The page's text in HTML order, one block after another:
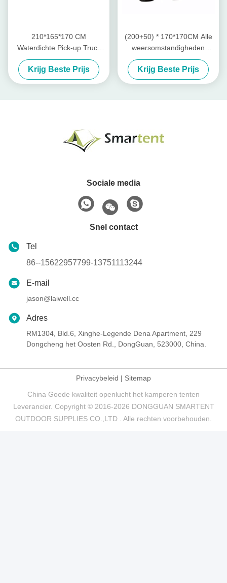
210*165*170 CM
Waterdichte Pick-up Truck
Tail Shelter Rooftop Tent
Voor Camping En Outdoor
Activiteiten
Krijg Beste Prijs
(200+50) * 170*170CM Alle
weersomstandigheden
camouflage waterdicht
polyester 210D pop up
pickup truck achtertent voor
Krijg Beste Prijs
Sociale media
Snel contact
Tel
86--15622957799-13751113244
E-mail
jason@laiwell.cc
Adres
RM1304, Bld.6, Xinghe-Legende Dena Apartment, 229
Dongcheng het Oosten Rd., DongGuan, 523000, China.
Privacybeleid | Sitemap
China Goede kwaliteit openlucht het kamperen tenten
Leverancier. Copyright © 2016-2026 DONGGUAN SMARTENT
OUTDOOR SUPPLIES CO.,LTD . Alle rechten voorbehouden.